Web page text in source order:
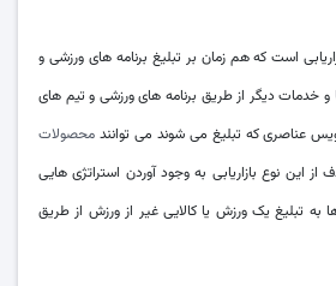
است که هم زمان بر تبلیغ برنامه‌ های ورزشی و
و خدمات دیگر از طریق برنامه‌ های ورزشی و تیم‌ های
عناصری که تبلیغ می ‌شوند می ‌توانند محصولات
از این نوع بازاریابی به وجود آوردن استراتژی ‌هایی
تبلیغ یک ورزش یا کالایی غیر از ورزش از طریق